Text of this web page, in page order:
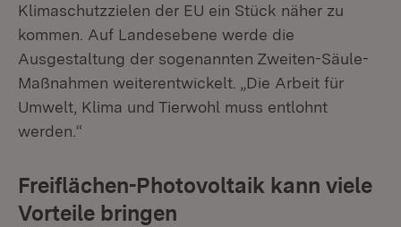
Klimaschutzzielen der EU ein Stück näher zu
kommen. Auf Landesebene werde die
Ausgestaltung der sogenannten Zweiten-Säule-
Maßnahmen weiterentwickelt. „Die Arbeit für
Umwelt, Klima und Tierwohl muss entlohnt
werden.“
Freiflächen-Photovoltaik kann viele
Vorteile bringen